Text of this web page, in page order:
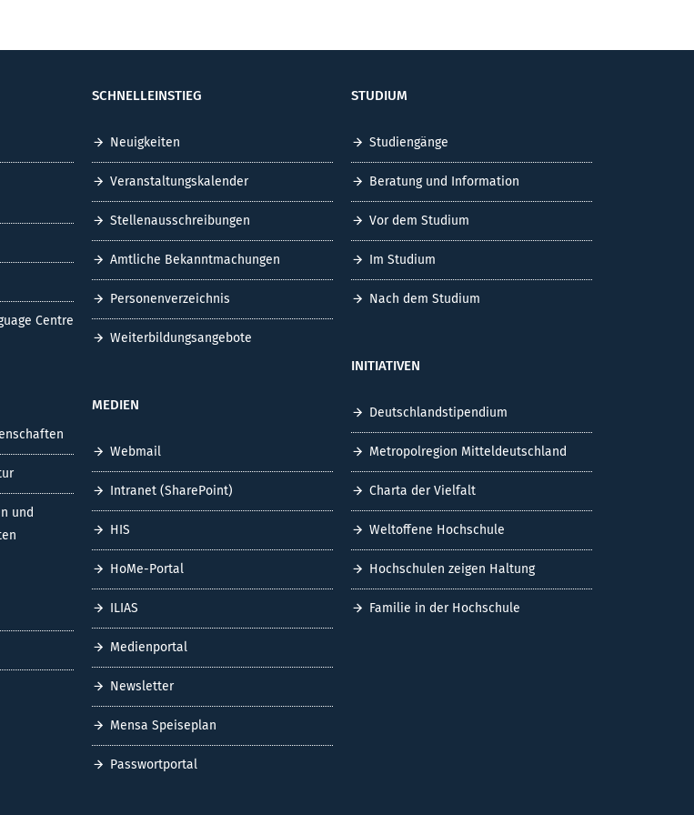
Centre
und
SCHNELLEINSTIEG
Neuigkeiten
Veranstaltungskalender
Stellenausschreibungen
Amtliche Bekanntmachungen
Personenverzeichnis
Weiterbildungsangebote
MEDIEN
Webmail
Intranet (SharePoint)
HIS
HoMe-Portal
ILIAS
Medienportal
Newsletter
Mensa Speiseplan
Passwortportal
STUDIUM
Studiengänge
Beratung und Information
Vor dem Studium
Im Studium
Nach dem Studium
INITIATIVEN
Deutschlandstipendium
Metropolregion Mitteldeutschland
Charta der Vielfalt
Weltoffene Hochschule
Hochschulen zeigen Haltung
Familie in der Hochschule